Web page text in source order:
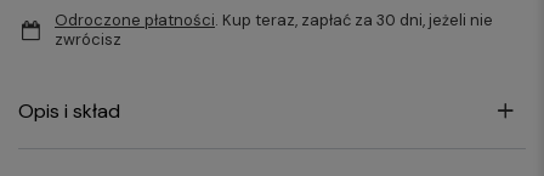
Odroczone płatności. Kup teraz, zapłać za 30 dni, jeżeli nie
zwrócisz
Opis i skład